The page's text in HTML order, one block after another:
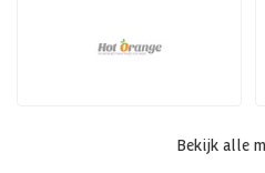
Bekijk alle